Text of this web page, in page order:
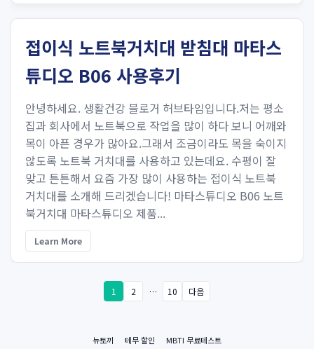
접이식 노트북거치대 받침대 마타스
튜디오 B06 사용후기
안녕하세요. 생활건강 블로거 허브타임입니다.저는 평소
집과 회사에서 노트북으로 작업을 많이 하다 보니 어깨와
목이 아픈 경우가 많아요.그래서 조금이라도 목을 숙이지
않도록 노트북 거치대를 사용하고 있는데요. 수평이 잘
맞고 튼튼해서 요즘 가장 많이 사용하는 접이식 노트북
거치대를 소개해 드리겠습니다! 마타스튜디오 B06 노트
북거치대 마타스튜디오 제품...
Learn More
1 2 … 10 다음
뉴토끼 테무 할인 MBTI 무료테스트